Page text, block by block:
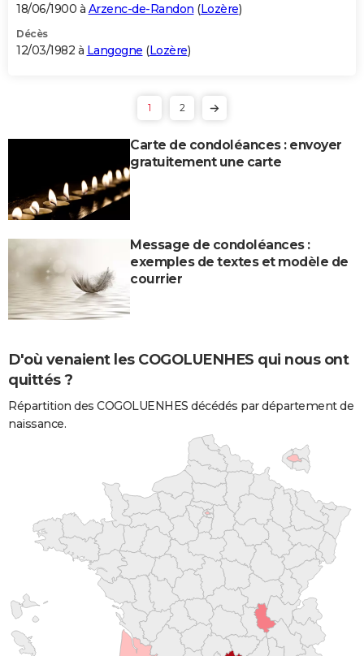
18/06/1900 à Arzenc-de-Randon (Lozère)
Décès
12/03/1982 à Langogne (Lozère)
1 2
Carte de condoléances : envoyer
gratuitement une carte
Message de condoléances :
exemples de textes et modèle de
courrier
D'où venaient les COGOLUENHES qui nous ont
quittés ?
Répartition des COGOLUENHES décédés par département de
naissance.